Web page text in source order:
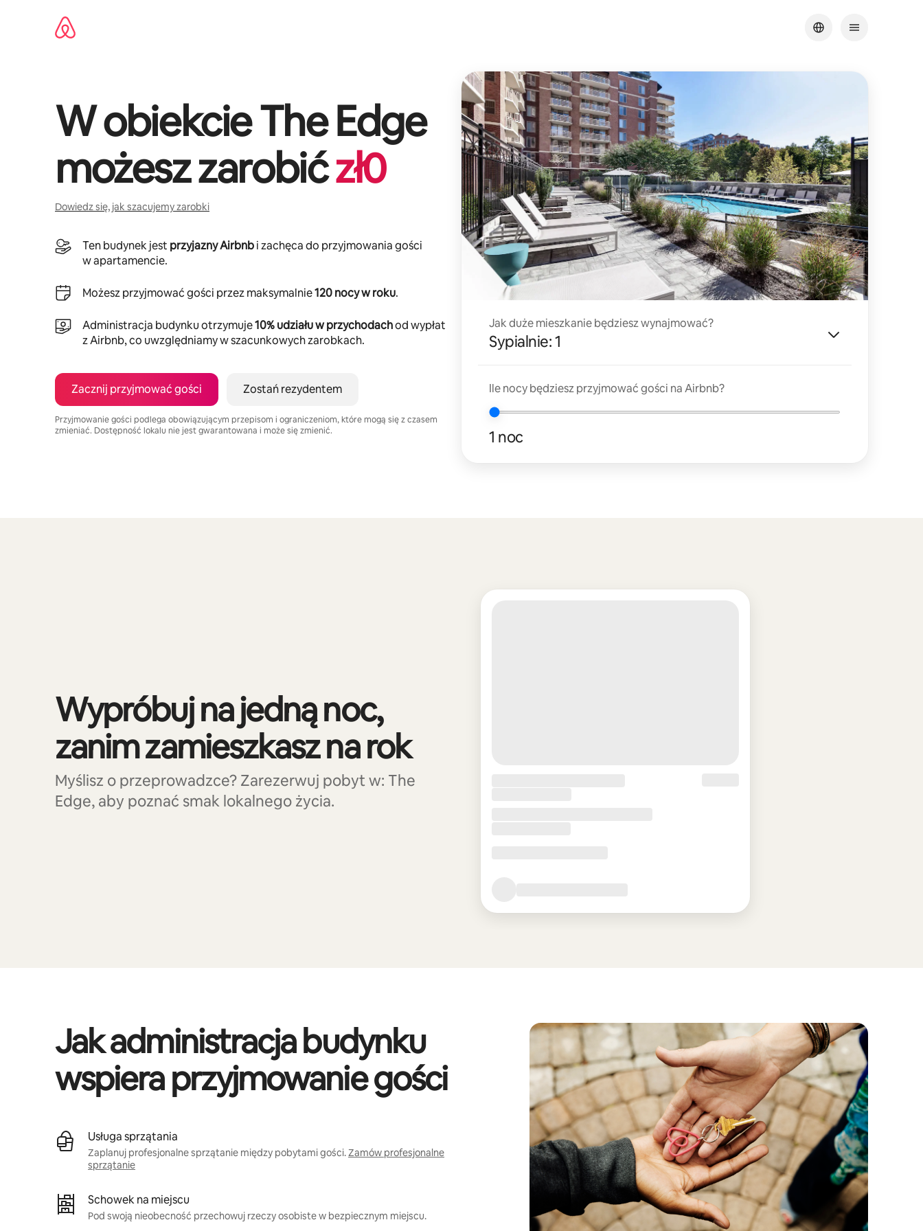
W obiekcieThe Edge
możesz zarobićzł0
Dowiedz się, jak szacujemy zarobki
Ten budynek jest przyjazny Airbnbi zachęca do przyjmowania gości
w apartamencie.
Możesz przyjmować gości przez maksymalnie120 nocy w roku.
Administracja budynku otrzymuje10% udziału w przychodachod wypłat
z Airbnb, co uwzględniamy w szacunkowych zarobkach.
Zacznij przyjmować gości Zostań rezydentem
Przyjmowanie gości podlega obowiązującym przepisom i ograniczeniom, które mogą się z czasem
zmieniać. Dostępność lokalu nie jest gwarantowana i może się zmienić.
Jak duże mieszkanie będziesz wynajmować?
Sypialnie: 1
Ile nocy będziesz przyjmować gości na Airbnb?
1 noc
Wypróbuj na jedną noc,
zanim zamieszkasz na rok
Myślisz o przeprowadzce? Zarezerwuj pobyt w: The
Edge, aby poznać smak lokalnego życia.
Jak administracja budynku
wspiera przyjmowanie gości
Usługa sprzątania
Zaplanuj profesjonalne sprzątanie między pobytami gości.Zamów profesjonalne
sprzątanie
Schowek na miejscu
Pod swoją nieobecność przechowuj rzeczy osobiste w bezpiecznym miejscu.